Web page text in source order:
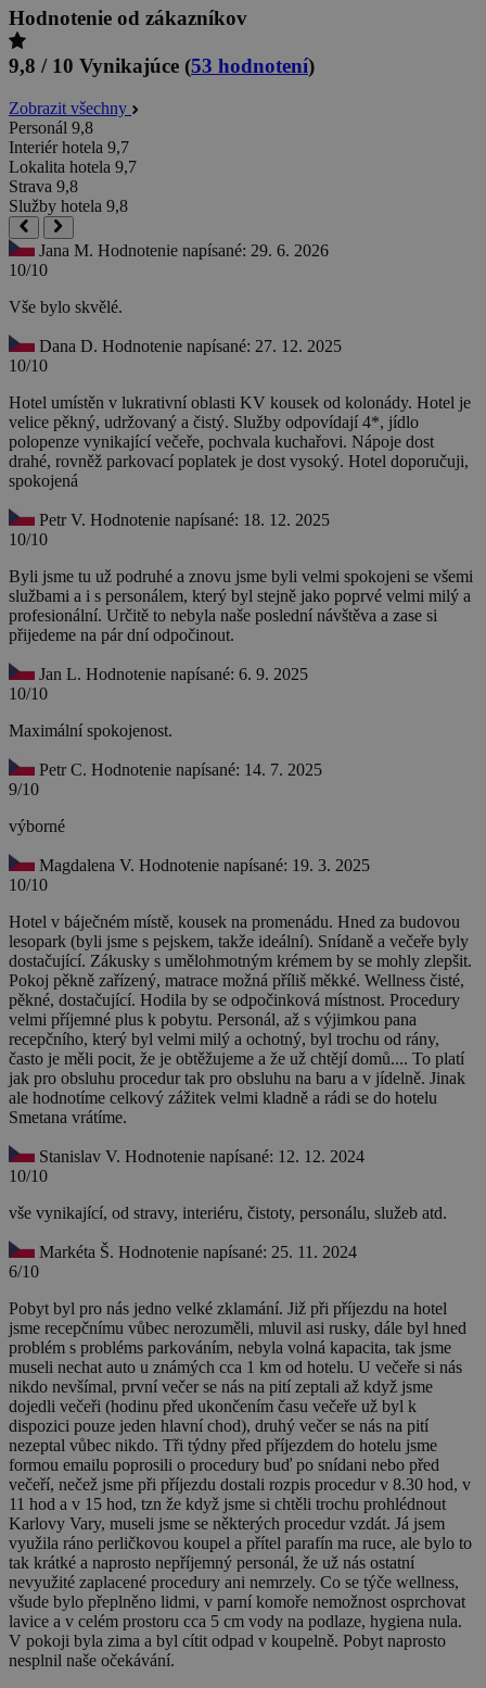
Hodnotenie od zákazníkov
9,8 / 10 Vynikajúce (53 hodnotení)
Zobrazit všechny
Personál 9,8
Interiér hotela 9,7
Lokalita hotela 9,7
Strava 9,8
Služby hotela 9,8
Jana M. Hodnotenie napísané: 29. 6. 2026
10/10
Vše bylo skvělé.
Dana D. Hodnotenie napísané: 27. 12. 2025
10/10
Hotel umístěn v lukrativní oblasti KV kousek od kolonády. Hotel je
velice pěkný, udržovaný a čistý. Služby odpovídají 4*, jídlo
polopenze vynikající večeře, pochvala kuchařovi. Nápoje dost
drahé, rovněž parkovací poplatek je dost vysoký. Hotel doporučuji,
spokojená
Petr V. Hodnotenie napísané: 18. 12. 2025
10/10
Byli jsme tu už podruhé a znovu jsme byli velmi spokojeni se všemi
službami a i s personálem, který byl stejně jako poprvé velmi milý a
profesionální. Určitě to nebyla naše poslední návštěva a zase si
přijedeme na pár dní odpočinout.
Jan L. Hodnotenie napísané: 6. 9. 2025
10/10
Maximální spokojenost.
Petr C. Hodnotenie napísané: 14. 7. 2025
9/10
výborné
Magdalena V. Hodnotenie napísané: 19. 3. 2025
10/10
Hotel v báječném místě, kousek na promenádu. Hned za budovou
lesopark (byli jsme s pejskem, takže ideální). Snídaně a večeře byly
dostačující. Zákusky s umělohmotným krémem by se mohly zlepšit.
Pokoj pěkně zařízený, matrace možná příliš měkké. Wellness čisté,
pěkné, dostačující. Hodila by se odpočinková místnost. Procedury
velmi příjemné plus k pobytu. Personál, až s výjimkou pana
recepčního, který byl velmi milý a ochotný, byl trochu od rány,
často je měli pocit, že je obtěžujeme a že už chtějí domů.... To platí
jak pro obsluhu procedur tak pro obsluhu na baru a v jídelně. Jinak
ale hodnotíme celkový zážitek velmi kladně a rádi se do hotelu
Smetana vrátíme.
Stanislav V. Hodnotenie napísané: 12. 12. 2024
10/10
vše vynikající, od stravy, interiéru, čistoty, personálu, služeb atd.
Markéta Š. Hodnotenie napísané: 25. 11. 2024
6/10
Pobyt byl pro nás jedno velké zklamání. Již při příjezdu na hotel
jsme recepčnímu vůbec nerozuměli, mluvil asi rusky, dále byl hned
problém s probléms parkováním, nebyla volná kapacita, tak jsme
museli nechat auto u známých cca 1 km od hotelu. U večeře si nás
nikdo nevšímal, první večer se nás na pití zeptali až když jsme
dojedli večeři (hodinu před ukončením času večeře už byl k
dispozici pouze jeden hlavní chod), druhý večer se nás na pití
nezeptal vůbec nikdo. Tři týdny před příjezdem do hotelu jsme
formou emailu poprosili o procedury buď po snídani nebo před
večeří, nečež jsme při příjezdu dostali rozpis procedur v 8.30 hod, v
11 hod a v 15 hod, tzn že když jsme si chtěli trochu prohlédnout
Karlovy Vary, museli jsme se některých procedur vzdát. Já jsem
využila ráno perličkovou koupel a přítel parafín ma ruce, ale bylo to
tak krátké a naprosto nepříjemný personál, že už nás ostatní
nevyužité zaplacené procedury ani nemrzely. Co se týče wellness,
všude bylo přeplněno lidmi, v parní komoře nemožnost osprchovat
lavice a v celém prostoru cca 5 cm vody na podlaze, hygiena nula.
V pokoji byla zima a byl cítit odpad v koupelně. Pobyt naprosto
nesplnil naše očekávání.